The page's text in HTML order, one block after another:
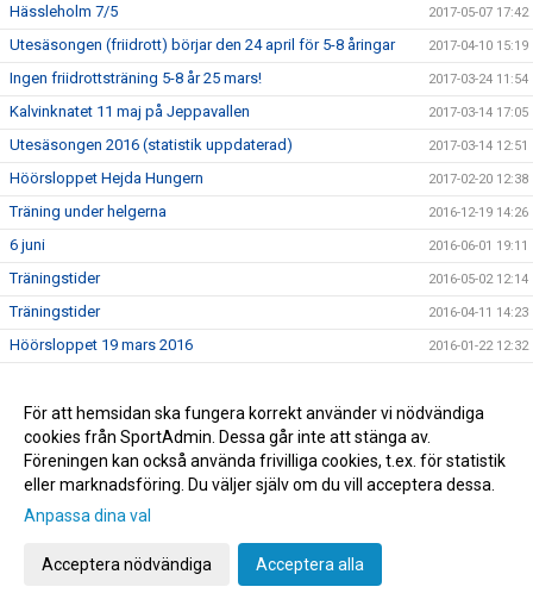
Hässleholm 7/5 2017-05-07 17:42
Utesäsongen (friidrott) börjar den 24 april för 5-8 åringar 2017-04-10 15:19
Ingen friidrottsträning 5-8 år 25 mars! 2017-03-24 11:54
Kalvinknatet 11 maj på Jeppavallen 2017-03-14 17:05
Utesäsongen 2016 (statistik uppdaterad) 2017-03-14 12:51
Höörsloppet Hejda Hungern 2017-02-20 12:38
Träning under helgerna 2016-12-19 14:26
6 juni 2016-06-01 19:11
Träningstider 2016-05-02 12:14
Träningstider 2016-04-11 14:23
Höörsloppet 19 mars 2016 2016-01-22 12:32
Friidrottens Hemsida 2015-04-25 10:43
Välkomna till Kalvinknatet 2015 2015-04-25 10:15
Gå till Webbversion
För att hemsidan ska fungera korrekt använder vi nödvändiga
cookies från SportAdmin. Dessa går inte att stänga av.
Föreningen kan också använda frivilliga cookies, t.ex. för statistik
eller marknadsföring. Du väljer själv om du vill acceptera dessa.
Anpassa dina val
Acceptera nödvändiga Acceptera alla